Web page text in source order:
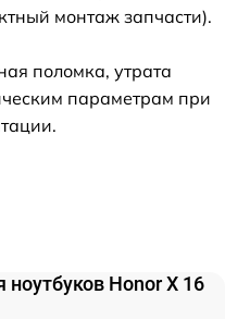
монтаж запчасти).
поломка, утрата
параметрам при
Honor X 16